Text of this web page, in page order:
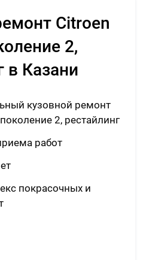
Citroen
2,
в Казани
кузовной ремонт
2, рестайлинг
работ
покрасочных и